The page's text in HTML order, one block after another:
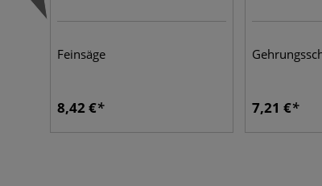
Feinsäge
8,42 € 7,21 €